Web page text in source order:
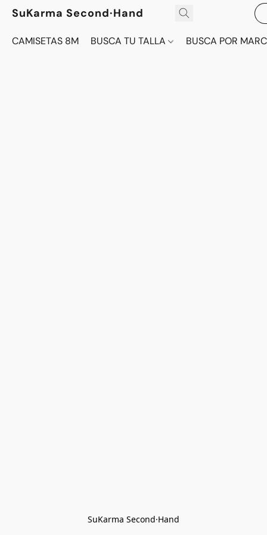
SuKarma Second·Hand
CAMISETAS 8M BUSCA TU TALLA BUSCA POR
SuKarma Second·Hand